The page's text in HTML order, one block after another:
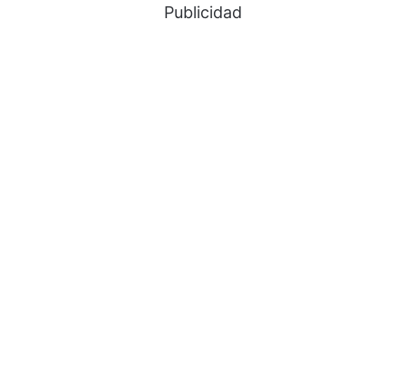
Publicidad